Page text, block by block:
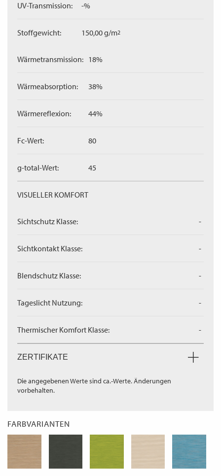
UV-Transmission: -%
Stoffgewicht: 150,00 g/m2
Wärmetransmission: 18%
Wärmeabsorption: 38%
Wärmereflexion: 44%
Fc-Wert: 80
g-total-Wert: 45
VISUELLER KOMFORT
Sichtschutz Klasse: -
Sichtkontakt Klasse: -
Blendschutz Klasse: -
Tageslicht Nutzung: -
Thermischer Komfort Klasse: -
ZERTIFIKATE
Die angegebenen Werte sind ca.-Werte. Änderungen
vorbehalten.
FARBVARIANTEN